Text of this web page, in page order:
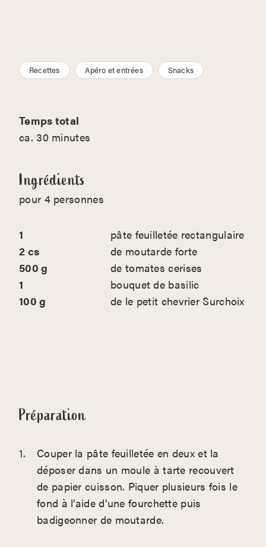
Recettes Apéro et entrées Snacks
Temps total
ca. 30 minutes
Ingrédients
pour 4 personnes
1
pâte feuilletée rectangulaire
2 cs
de moutarde forte
500 g
de tomates cerises
1
bouquet de basilic
100 g
de le petit chevrier Surchoix
Préparation
Couper la pâte feuilletée en deux et la
déposer dans un moule à tarte recouvert
de papier cuisson. Piquer plusieurs fois le
fond à l’aide d’une fourchette puis
badigeonner de moutarde.